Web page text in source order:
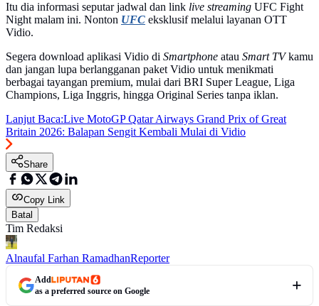
Itu dia informasi seputar jadwal dan link live streaming UFC Fight
Night malam ini. Nonton UFC eksklusif melalui layanan OTT
Vidio.
Segera download aplikasi Vidio di Smartphone atau Smart TVkamu
dan jangan lupa berlangganan paket Vidio untuk menikmati
berbagai tayangan premium, mulai dari BRI Super League, Liga
Champions, Liga Inggris, hingga Original Series tanpa iklan.
Lanjut Baca:Live MotoGP Qatar Airways Grand Prix of Great
Britain 2026: Balapan Sengit Kembali Mulai di Vidio
Share
Copy Link
Batal
Tim Redaksi
Alnaufal Farhan RamadhanReporter
Add
as a preferred source on Google